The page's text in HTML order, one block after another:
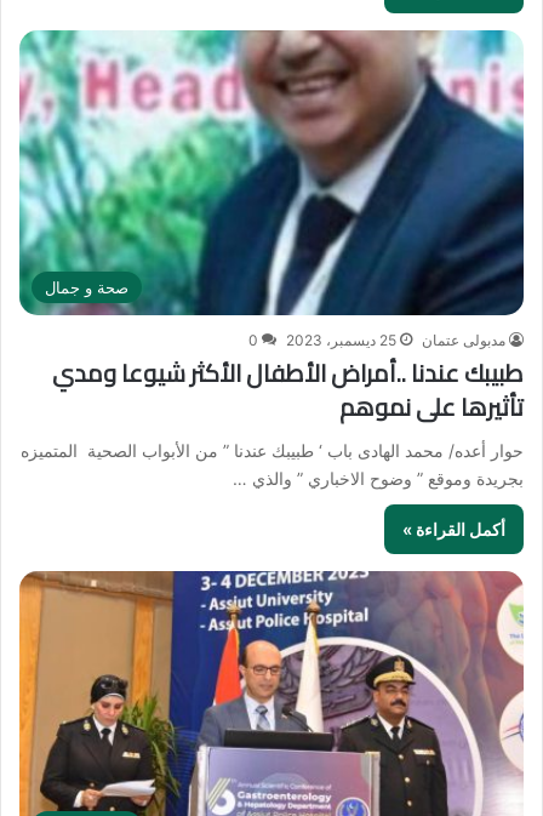
صحة و جمال
مدبولى عتمان 25 ديسمبر، 2023 0
طبيبك عندنا ..أمراض الأطفال الأكثر شيوعا ومدي
تأثيرها على نموهم
حوار أعده/ محمد الهادى باب ‘ طبيبك عندنا ” من الأبواب الصحية المتميزه
بجريدة وموقع ” وضوح الاخباري ” والذي …
أكمل القراءة »